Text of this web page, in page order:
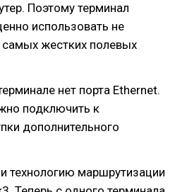
Поэтому терминал
использовать не
жестких полевых
нет порта Ethernet.
подключить к
дополнительного
технологию маршрутизации